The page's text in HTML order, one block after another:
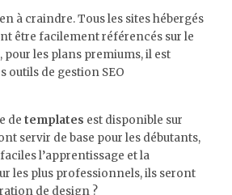
à craindre. Tous les sites hébergés
être facilement référencés sur le
pour les plans premiums, il est
outils de gestion SEO
de templates est disponible sur
servir de base pour les débutants,
l’apprentissage et la
les plus professionnels, ils seront
de design ?